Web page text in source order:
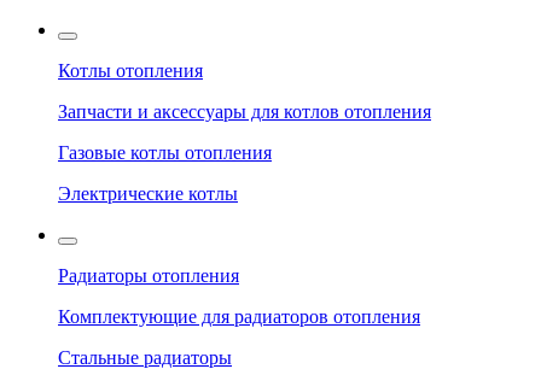
Котлы отопления
Запчасти и аксессуары для котлов отопления
Газовые котлы отопления
Электрические котлы
Радиаторы отопления
Комплектующие для радиаторов отопления
Стальные радиаторы